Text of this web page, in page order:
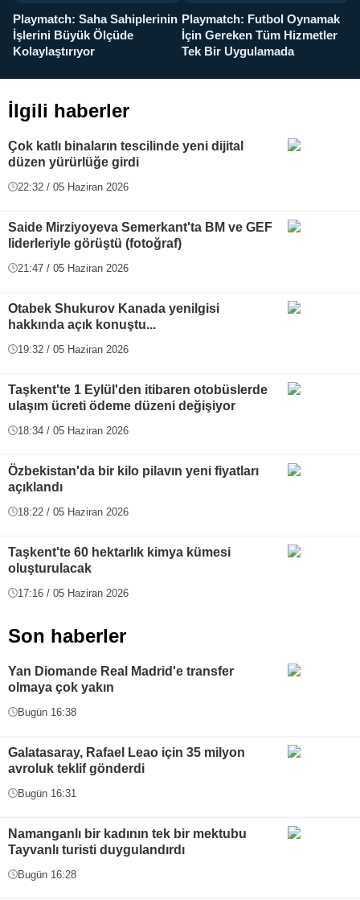
Playmatch: Saha Sahiplerinin
İşlerini Büyük Ölçüde
Kolaylaştırıyor
Playmatch: Futbol Oynamak
İçin Gereken Tüm Hizmetler
Tek Bir Uygulamada
İlgili haberler
Çok katlı binaların tescilinde yeni dijital
düzen yürürlüğe girdi
22:32 / 05 Haziran 2026
Saide Mirziyoyeva Semerkant'ta BM ve GEF
liderleriyle görüştü (fotoğraf)
21:47 / 05 Haziran 2026
Otabek Shukurov Kanada yenilgisi
hakkında açık konuştu...
19:32 / 05 Haziran 2026
Taşkent'te 1 Eylül'den itibaren otobüslerde
ulaşım ücreti ödeme düzeni değişiyor
18:34 / 05 Haziran 2026
Özbekistan'da bir kilo pilavın yeni fiyatları
açıklandı
18:22 / 05 Haziran 2026
Taşkent'te 60 hektarlık kimya kümesi
oluşturulacak
17:16 / 05 Haziran 2026
Son haberler
Yan Diomande Real Madrid'e transfer
olmaya çok yakın
Bugün 16:38
Galatasaray, Rafael Leao için 35 milyon
avroluk teklif gönderdi
Bugün 16:31
Namanganlı bir kadının tek bir mektubu
Tayvanlı turisti duygulandırdı
Bugün 16:28